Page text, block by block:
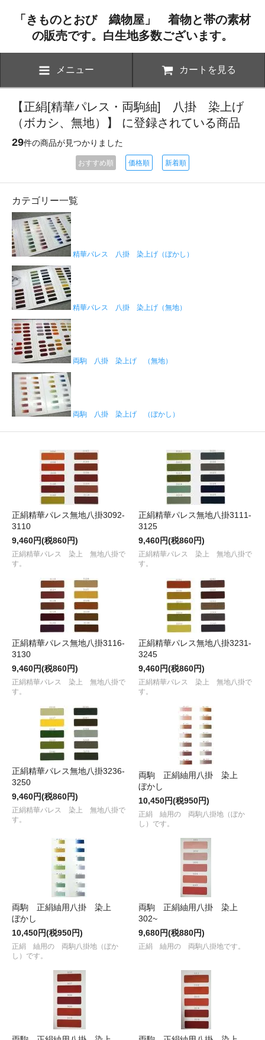
「きものとおび 織物屋」 着物と帯の素材
の販売です。白生地多数ございます。
メニュー カートを見る
【正絹[精華パレス・両駒紬] 八掛 染上げ
（ボカシ、無地）】 に登録されている商品
29件の商品が見つかりました
おすすめ順 価格順 新着順
カテゴリー一覧
精華パレス 八掛 染上げ（ぼかし）
精華パレス 八掛 染上げ（無地）
両駒 八掛 染上げ （無地）
両駒 八掛 染上げ （ぼかし）
正絹精華パレス無地八掛3092-
3110
9,460円(税860円)
正絹精華パレス 染上 無地八掛で
す。
正絹精華パレス無地八掛3111-
3125
9,460円(税860円)
正絹精華パレス 染上 無地八掛で
す。
正絹精華パレス無地八掛3116-
3130
9,460円(税860円)
正絹精華パレス 染上 無地八掛で
す。
正絹精華パレス無地八掛3231-
3245
9,460円(税860円)
正絹精華パレス 染上 無地八掛で
す。
正絹精華パレス無地八掛3236-
3250
9,460円(税860円)
正絹精華パレス 染上 無地八掛で
す。
両駒 正絹紬用八掛 染上
ぼかし
10,450円(税950円)
正絹 紬用の 両駒八掛地（ぼか
し）です。
両駒 正絹紬用八掛 染上
ぼかし
10,450円(税950円)
正絹 紬用の 両駒八掛地（ぼか
し）です。
両駒 正絹紬用八掛 染上
302~
9,680円(税880円)
正絹 紬用の 両駒八掛地です。